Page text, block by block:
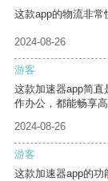
这款app的物流非常
2024-08-26
游客
这款加速器app简
作办公，都能畅享
2024-08-26
游客
这款加速器app的